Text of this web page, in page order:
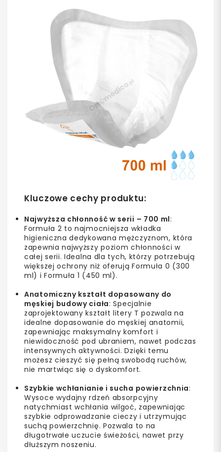
Kluczowe cechy produktu:
Najwyższa chłonność w serii – 700 ml:
Formuła 2 to najmocniejsza wkładka
higieniczna dedykowana mężczyznom, która
zapewnia najwyższy poziom chłonności w
całej serii. Idealna dla tych, którzy potrzebują
większej ochrony niż oferują Formuła 0 (300
ml) i Formuła 1 (450 ml).
Anatomiczny kształt dopasowany do
męskiej budowy ciała: Specjalnie
zaprojektowany kształt litery T pozwala na
idealne dopasowanie do męskiej anatomii,
zapewniając maksymalny komfort i
niewidoczność pod ubraniem, nawet podczas
intensywnych aktywności. Dzięki temu
możesz cieszyć się pełną swobodą ruchów,
nie martwiąc się o dyskomfort.
Szybkie wchłanianie i sucha powierzchnia:
Wysoce wydajny rdzeń absorpcyjny
natychmiast wchłania wilgoć, zapewniając
szybkie odprowadzanie cieczy i utrzymując
suchą powierzchnię. Pozwala to na
długotrwałe uczucie świeżości, nawet przy
dłuższym noszeniu.